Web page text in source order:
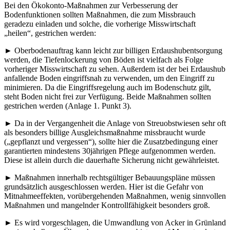
Bei den Ökokonto-Maßnahmen zur Verbesserung der
Bodenfunktionen sollten Maßnahmen, die zum Missbrauch
geradezu einladen und solche, die vorherige Misswirtschaft
„heilen“, gestrichen werden:
► Oberbodenauftrag kann leicht zur billigen Erdaushubentsorgung
werden, die Tiefenlockerung von Böden ist vielfach als Folge
vorheriger Misswirtschaft zu sehen. Außerdem ist der bei Erdaushub
anfallende Boden eingriffsnah zu verwenden, um den Eingriff zu
minimieren. Da die Eingriffsregelung auch im Bodenschutz gilt,
steht Boden nicht frei zur Verfügung. Beide Maßnahmen sollten
gestrichen werden (Anlage 1. Punkt 3).
► Da in der Vergangenheit die Anlage von Streuobstwiesen sehr oft
als besonders billige Ausgleichsmaßnahme missbraucht wurde
(„gepflanzt und vergessen“), sollte hier die Zusatzbedingung einer
garantierten mindestens 30jährigen Pflege aufgenommen werden.
Diese ist allein durch die dauerhafte Sicherung nicht gewährleistet.
► Maßnahmen innerhalb rechtsgültiger Bebauungspläne müssen
grundsätzlich ausgeschlossen werden. Hier ist die Gefahr von
Mitnahmeeffekten, vorübergehenden Maßnahmen, wenig sinnvollen
Maßnahmen und mangelnder Kontrollfähigkeit besonders groß.
► Es wird vorgeschlagen, die Umwandlung von Acker in Grünland